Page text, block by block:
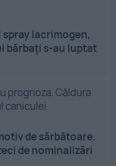
lacrimogen,
bărbați s-au luptat
prognoza. Căldura
caniculei
de sărbătoare.
de nominalizări